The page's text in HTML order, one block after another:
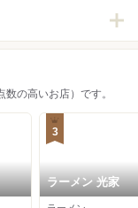
の高いお店）です。
3
ラーメン 光家